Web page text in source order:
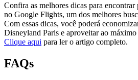
Confira as melhores dicas para encontrar
no Google Flights, um dos melhores
Com essas dicas, você poderá
Disneyland Paris e aproveitar ao máximo
Clique aqui para ler o artigo completo.
FAQs